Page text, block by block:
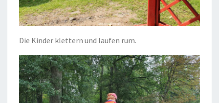
Die Kinder klettern und laufen rum.